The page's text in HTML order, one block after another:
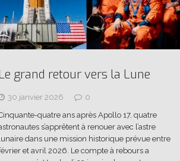
grand retour vers la Lune
30 janvier 2026
0
quatre ans après Apollo 17, quatre
s’apprêtent à renouer avec l’astre
dans une mission historique prévue entre
et avril 2026. Le compte à rebours a